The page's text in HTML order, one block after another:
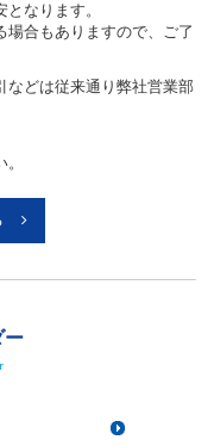
なります。
場合もありますので、ご了
などは従来通り弊社営業部
ー